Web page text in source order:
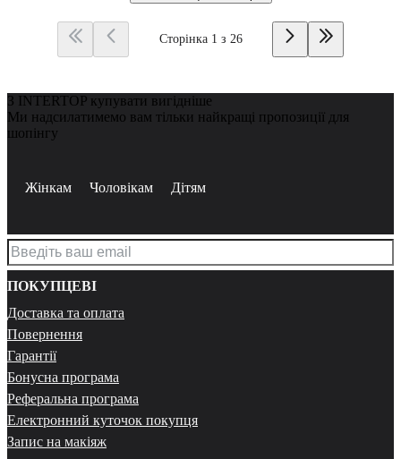
Сторінка 1 з 26
З INTERTOP купувати вигідніше
Ми надсилатимемо вам тільки найкращі пропозиції для
шопінгу
Жінкам Чоловікам Дітям
ПОКУПЦЕВІ
Доставка та оплата
Повернення
Гарантії
Бонусна програма
Реферальна програма
Електронний куточок покупця
Запис на макіяж